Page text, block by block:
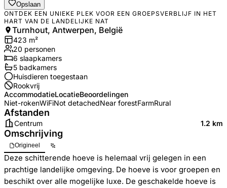
Opslaan
ONTDEK EEN UNIEKE PLEK VOOR EEN GROEPSVERBLIJF IN HET
HART VAN DE LANDELIJKE NAT
Turnhout, Antwerpen, België
423 m²
20 personen
6 slaapkamers
5 badkamers
Huisdieren toegestaan
Rookvrij
AccommodatieLocatieBeoordelingen
Niet-rokenWiFiNot detachedNear forestFarmRural
Afstanden
Centrum 1.2 km
Omschrijving
Origineel
Deze schitterende hoeve is helemaal vrij gelegen in een
prachtige landelijke omgeving. De hoeve is voor groepen en
beschikt over alle mogelijke luxe. De geschakelde hoeve is